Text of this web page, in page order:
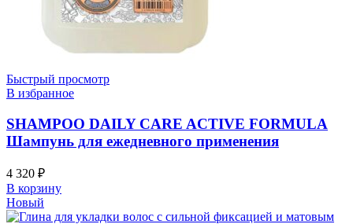
Быстрый просмотр
В избранное
SHAMPOO DAILY CARE ACTIVE FORMULA
Шампунь для ежедневного применения
4 320 ₽
В корзину
Новый